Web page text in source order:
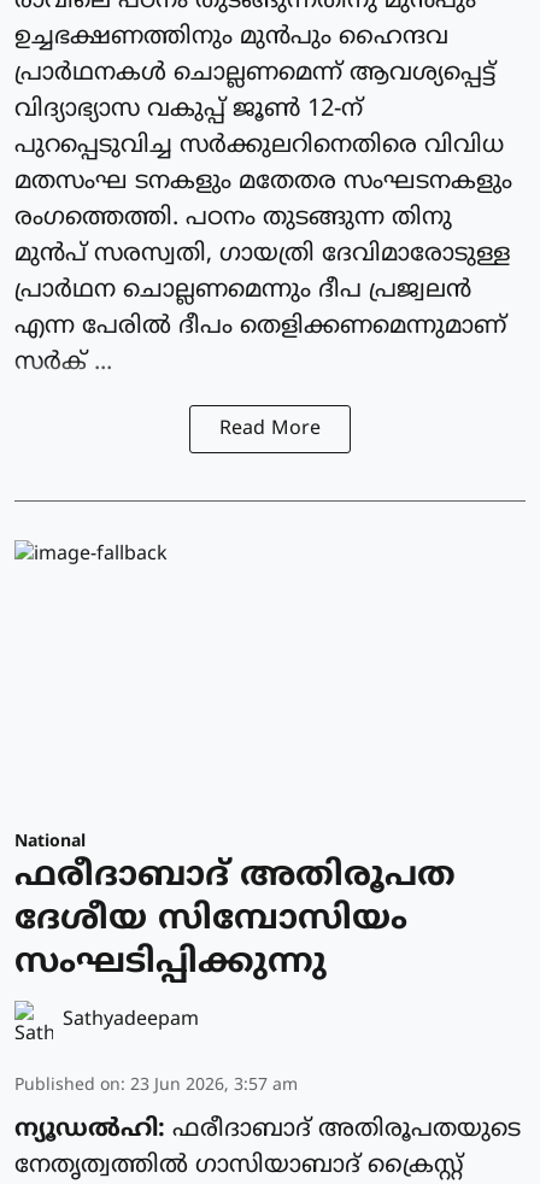
ഉച്ചഭക്ഷണത്തിനും മുന്‍പും ഹൈന്ദവ
പ്രാർഥനകള്‍ ചൊല്ലണമെന്ന് ആവശ്യപ്പെട്ട്
വിദ്യാഭ്യാസ വകുപ്പ് ജൂണ്‍ 12-ന്
പുറപ്പെടുവിച്ച സര്‍ക്കുലറിനെതിരെ വിവിധ
മതസംഘ ടനകളും മതേതര സംഘടനകളും
രംഗത്തെത്തി. പഠനം തുടങ്ങുന്ന തിനു
മുന്‍പ് സരസ്വതി, ഗായത്രി ദേവിമാരോടുള്ള
പ്രാർഥന ചൊല്ലണമെന്നും ദീപ പ്രജ്വലന്‍
എന്ന പേരില്‍ ദീപം തെളിക്കണമെന്നുമാണ്
സര്‍ക് ...
Read More
National
ഫരീദാബാദ് അതിരൂപത
ദേശീയ സിമ്പോസിയം
സംഘടിപ്പിക്കുന്നു
Sathyadeepam
Published on: 23 Jun 2026, 3:57 am
ന്യൂഡൽഹി: ഫരീദാബാദ് അതിരൂപതയുടെ
നേതൃത്വത്തിൽ ഗാസിയാബാദ് ക്രൈസ്റ്റ്